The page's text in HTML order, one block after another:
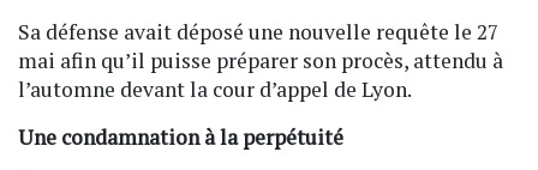
Sa défense avait déposé une nouvelle requête le 27
mai afin qu’il puisse préparer son procès, attendu à
l’automne devant la cour d’appel de Lyon.
Une condamnation à la perpétuité